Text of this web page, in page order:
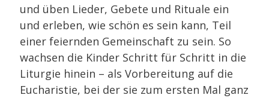
und üben Lieder, Gebete und Rituale ein
und erleben, wie schön es sein kann, Teil
einer feiernden Gemeinschaft zu sein. So
wachsen die Kinder Schritt für Schritt in die
Liturgie hinein – als Vorbereitung auf die
Eucharistie, bei der sie zum ersten Mal ganz